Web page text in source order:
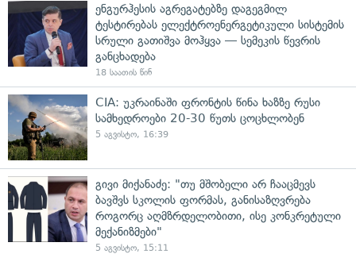
ენგურჰესის აგრეგატებზე დაგეგმილ
ტესტირებას ელექტროენერგეტიკული სისტემის
სრული გათიშვა მოჰყვა — სემეკის წევრის
განცხადება
18 საათის წინ
CIA: უკრაინაში ფრონტის წინა ხაზზე რუსი
სამხედროები 20-30 წუთს ცოცხლობენ
5 აგვისტო, 16:39
გივი მიქანაძე: "თუ მშობელი არ ჩააცმევს
ბავშვს სკოლის ფორმას, განისაზღვრება
როგორც აღმზრდელობითი, ისე კონკრეტული
მექანიზმები"
5 აგვისტო, 15:11